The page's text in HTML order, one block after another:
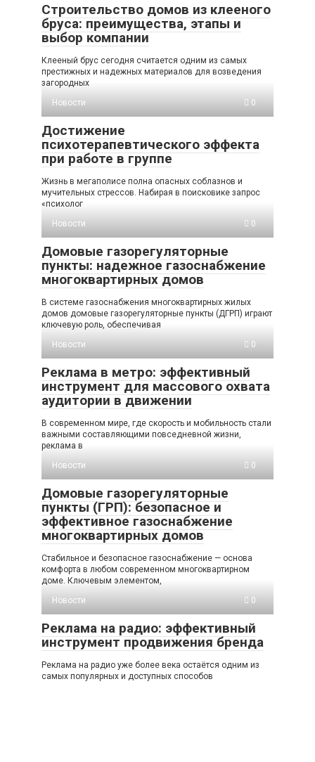
Строительство домов из клееного
бруса: преимущества, этапы и
выбор компании
Клееный брус сегодня считается одним из самых
престижных и надежных материалов для возведения
загородных
Новости
0
Достижение
психотерапевтического эффекта
при работе в группе
Жизнь в мегаполисе полна опасных соблазнов и
мучительных стрессов. Набирая в поисковике запрос
«психолог
Новости
0
Домовые газорегуляторные
пункты: надежное газоснабжение
многоквартирных домов
В системе газоснабжения многоквартирных жилых
домов домовые газорегуляторные пункты (ДГРП) играют
ключевую роль, обеспечивая
Новости
0
Реклама в метро: эффективный
инструмент для массового охвата
аудитории в движении
В современном мире, где скорость и мобильность стали
важными составляющими повседневной жизни,
реклама в
Новости
0
Домовые газорегуляторные
пункты (ГРП): безопасное и
эффективное газоснабжение
многоквартирных домов
Стабильное и безопасное газоснабжение — основа
комфорта в любом современном многоквартирном
доме. Ключевым элементом,
Новости
0
Реклама на радио: эффективный
инструмент продвижения бренда
Реклама на радио уже более века остаётся одним из
самых популярных и доступных способов